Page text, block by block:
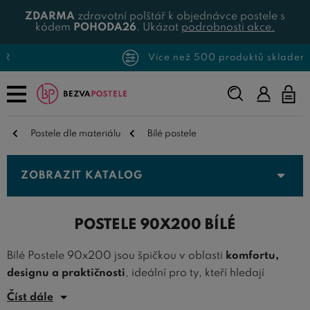
ZDARMA zdravotní polštář k objednávce postele s
kódem POHODA26. Ukázat podrobnosti akce.
Více než 500 produktů skladem
Napište,
co
Postele dle materiálu Bílé postele
ZOBRAZIT KATALOG
POSTELE 90X200 BÍLÉ
Bílé Postele 90x200 jsou špičkou v oblasti komfortu,
designu a praktičnosti, ideální pro ty, kteří hledají
spojení moderního vzhledu a funkčnosti v jednom. Tento
Číst dále